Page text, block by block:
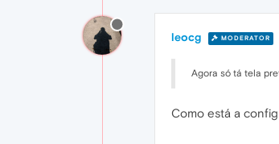
leocg MODERATOR
Agora só tá tela
Como está a